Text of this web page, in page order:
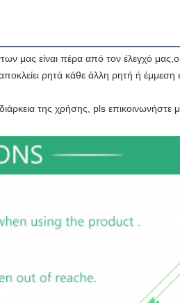
μας είναι πέρα από τον έλεγχό
ρητά κάθε άλλη ρητή ή έμμεση
της χρήσης, pls επικοινωνήστε